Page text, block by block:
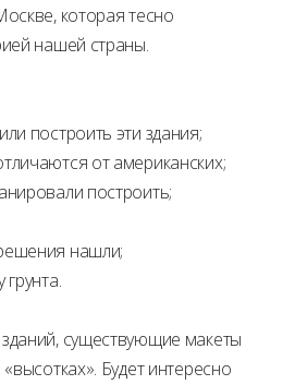
которая тесно
нашей страны.
построить эти здания;
от американских;
построить;
нашли;
существующие макеты
Будет интересно